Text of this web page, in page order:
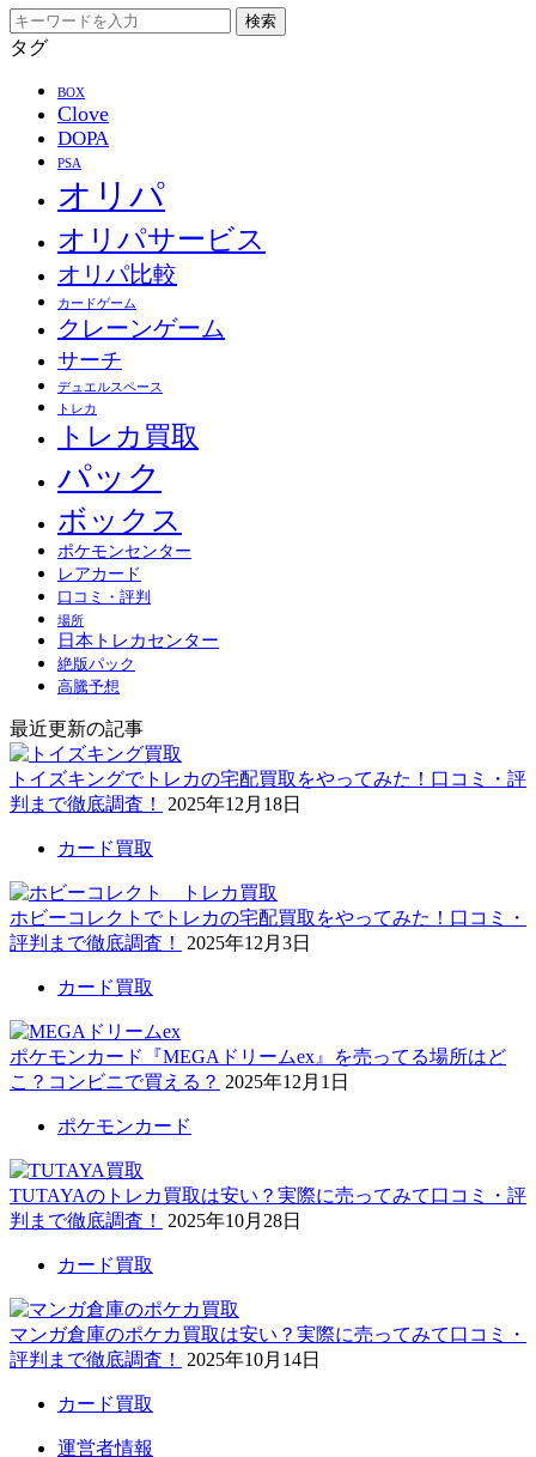
検索
タグ
BOX
Clove
DOPA
PSA
オリパ
オリパサービス
オリパ比較
カードゲーム
クレーンゲーム
サーチ
デュエルスペース
トレカ
トレカ買取
パック
ボックス
ポケモンセンター
レアカード
口コミ・評判
場所
日本トレカセンター
絶版パック
高騰予想
最近更新の記事
トイズキングでトレカの宅配買取をやってみた！口コミ・評
判まで徹底調査！
2025年12月18日
カード買取
ホビーコレクトでトレカの宅配買取をやってみた！口コミ・
評判まで徹底調査！
2025年12月3日
カード買取
ポケモンカード『MEGAドリームex』を売ってる場所はど
こ？コンビニで買える？ 2025年12月1日
ポケモンカード
TUTAYAのトレカ買取は安い？実際に売ってみて口コミ・評
判まで徹底調査！
2025年10月28日
カード買取
マンガ倉庫のポケカ買取は安い？実際に売ってみて口コミ・
評判まで徹底調査！
2025年10月14日
カード買取
運営者情報